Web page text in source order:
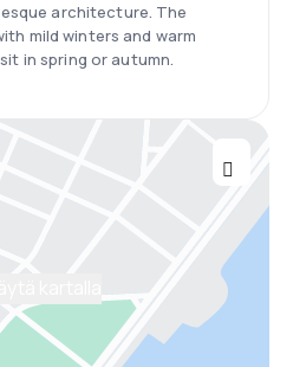
architecture. The
mild winters and warm
in spring or autumn.